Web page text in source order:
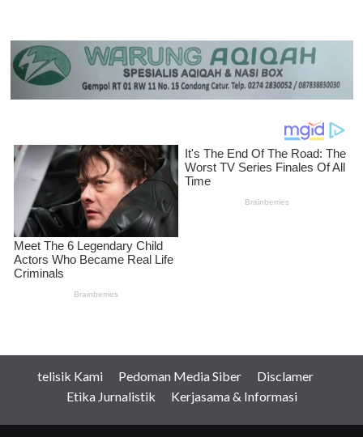
telisik Kami Pedoman Media Siber
Disclamer
Etika Jurnalistik
Kerjasama & Informasi